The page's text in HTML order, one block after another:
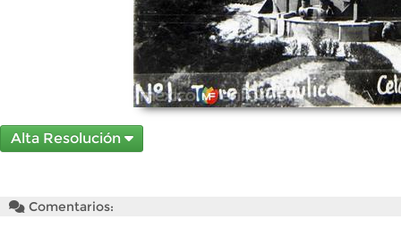
Alta Resolución
Comentarios: